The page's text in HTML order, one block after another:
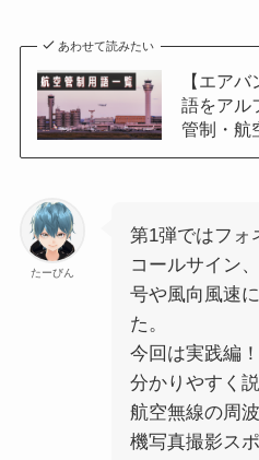
あわせて読みたい
【エア
語をアル
管制・航
たーびん
第1弾ではフォ
コールサイン
号や風向風速
た。
今回は実践編！
分かりやすく
航空無線の周
機写真撮影ス